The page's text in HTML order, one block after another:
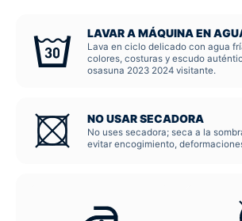
LAVAR A MÁQUINA EN
Lava en ciclo delicado con agua
colores, costuras y escudo
osasuna 2023 2024 visitante.
NO USAR SECADORA
No uses secadora; seca a la
evitar encogimiento,